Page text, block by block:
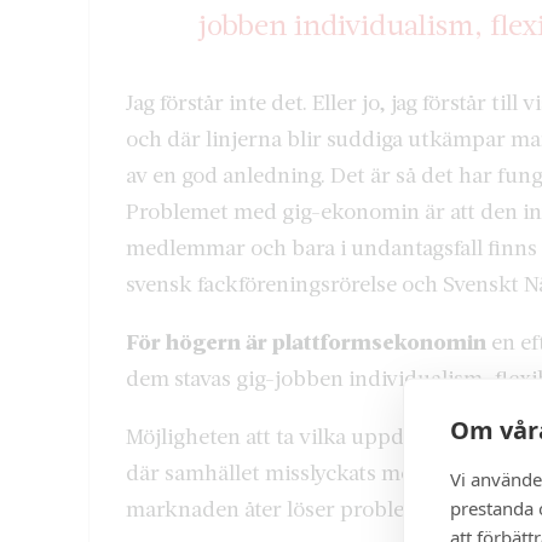
Om
Vi
prestanda
att
jobben individualism,
Jag förstår inte det. Eller jo, jag förstår till
och där linjerna blir suddiga utkämpar
av en god anledning. Det är så det har
Problemet med gig-ekonomin är att den
medlemmar och bara i undantagsfall
svensk fackföreningsrörelse och Svenskt
För högern är plattformsekonomin en
dem stavas gig-jobben individualism,
Möjligheten att ta vilka uppdrag man vill,
där samhället misslyckats med att skapa
marknaden åter löser problemet. Saken